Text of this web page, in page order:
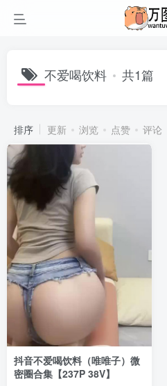
不爱喝饮料 共1篇
排序 更新 浏览 点赞 评论
抖音不爱喝饮料（唯唯子）微
密圈合集【237P 38V】